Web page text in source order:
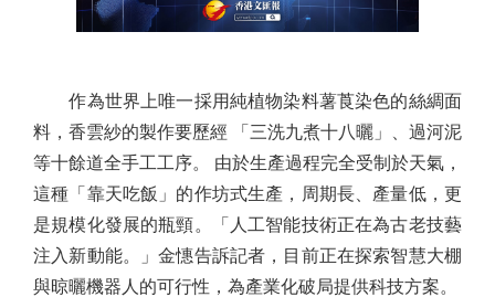
作為世界上唯一採用純植物染料薯莨染色的絲綢面
料，香雲紗的製作要歷經 「三洗九煮十八曬」、過河泥
等十餘道全手工工序。 由於生產過程完全受制於天氣，
這種「靠天吃飯」的作坊式生產，周期長、產量低，更
是規模化發展的瓶頸。「人工智能技術正在為古老技藝
注入新動能。」金憓告訴記者，目前正在探索智慧大棚
與晾曬機器人的可行性，為產業化破局提供科技方案。